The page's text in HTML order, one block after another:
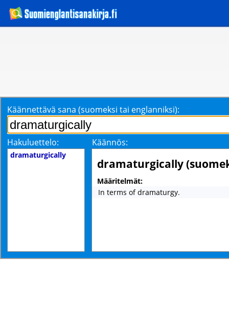
Käännettävä sana (suomeksi tai englanniksi):
Hakuluettelo: Käännös:
dramaturgically
dramaturgically
Määritelmät:
In terms of dramaturgy.